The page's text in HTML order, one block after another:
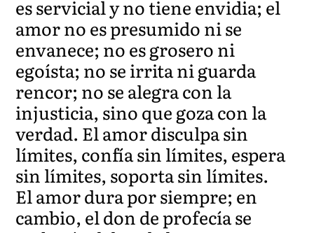
es servicial y no tiene envidia; el
amor no es presumido ni se
envanece; no es grosero ni
egoísta; no se irrita ni guarda
rencor; no se alegra con la
injusticia, sino que goza con la
verdad. El amor disculpa sin
límites, confía sin límites, espera
sin límites, soporta sin límites.
El amor dura por siempre; en
cambio, el don de profecía se